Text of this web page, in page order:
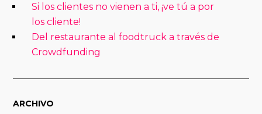
Si los clientes no vienen a ti, ¡ve tú a por
los cliente!
Del restaurante al foodtruck a través de
Crowdfunding
ARCHIVO